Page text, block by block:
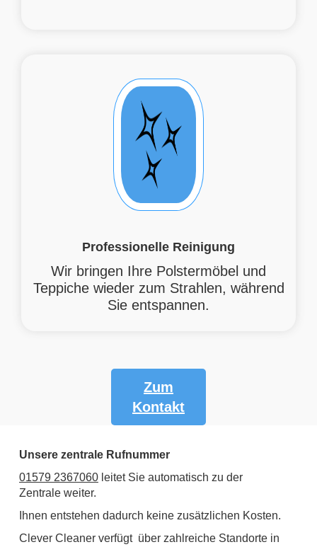
Professionelle Reinigung
Wir bringen Ihre Polstermöbel und
Teppiche wieder zum Strahlen, während
Sie entspannen.
Zum
Kontakt
Clever Cleaner
Unsere zentrale Rufnummer
01579 2367060 leitet Sie automatisch zu der
Zentrale weiter.
Ihnen entstehen dadurch keine zusätzlichen Kosten.
Clever Cleaner verfügt über zahlreiche Standorte in